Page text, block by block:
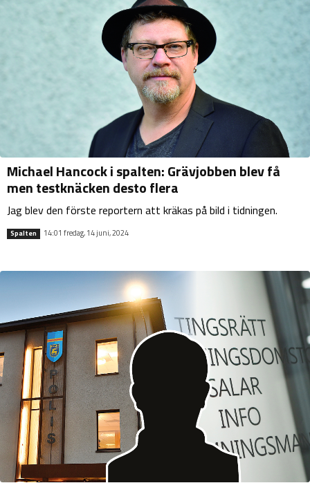
Michael Hancock i spalten: Grävjobben blev få
men testknäcken desto flera
Jag blev den förste reportern att kräkas på bild i tidningen.
Spalten 14:01 fredag, 14 juni, 2024